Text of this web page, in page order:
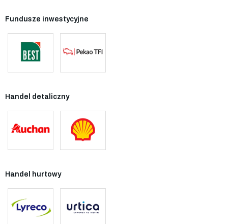
Fundusze inwestycyjne
Handel detaliczny
Handel hurtowy